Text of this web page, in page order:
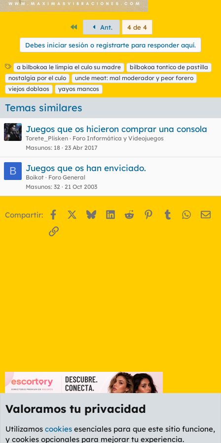
PrimeroAnt. 4 de 4
Debes iniciar sesión o registrarte para responder aquí.
E
t
i
q
e
t
a
s
a bilbokoa le limpia el culo su madre
bilbokoa tontico de pastilla
nostalgia por el culo
uncle meat: mal moderador y peor forero
viejos doblaos
yayos mancos
Temas similares
Juegos que os hicieron comprar una consola
Torete_Plisken
Foro Informática y Videojuegos
Masunos 18 23 Abr 2017
B Juegos que os han enviciado.
Boikot
Foro General
Masunos 32 21 Oct 2003
Compartir: Facebook BlueskyLinkedIn
Reddit Pinterest
Tumblr
Enlace
Foro Informática y Videojuegos
Valoramos tu privacidad
Utilizamos cookies esenciales para que este sitio funcione,
y cookies opcionales para mejorar tu experiencia.